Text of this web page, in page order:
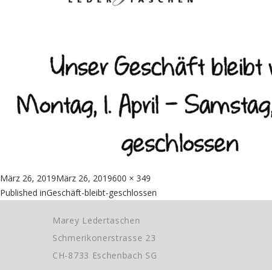
Posted
on
März 26, 2019März 26, 2019Full
size
600 × 349
Beitragsnavigation
Published inGeschäft-bleibt-geschlossen
Marey Ledertaschen
Schmerikonerstrasse 23
CH-8733 Eschenbach SG